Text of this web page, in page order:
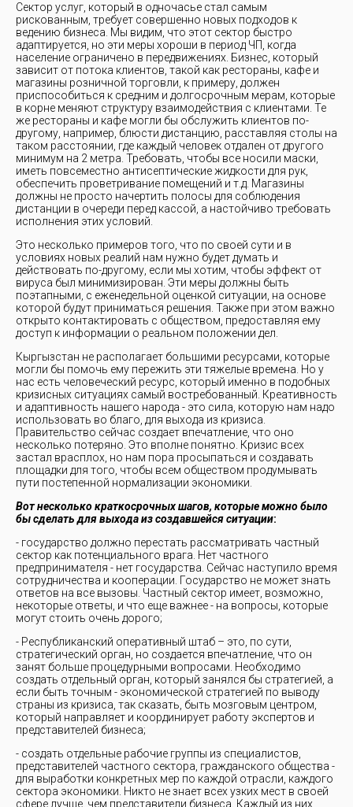
Сектор услуг, который в одночасье стал самым
рискованным, требует совершенно новых подходов к
ведению бизнеса. Мы видим, что этот сектор быстро
адаптируется, но эти меры хороши в период ЧП, когда
население ограничено в передвижениях. Бизнес, который
зависит от потока клиентов, такой как рестораны, кафе и
магазины розничной торговли, к примеру, должен
приспособиться к средним и долгосрочным мерам, которые
в корне меняют структуру взаимодействия с клиентами. Те
же рестораны и кафе могли бы обслужить клиентов по-
другому, например, блюсти дистанцию, расставляя столы на
таком расстоянии, где каждый человек отдален от другого
минимум на 2 метра. Требовать, чтобы все носили маски,
иметь повсеместно антисептические жидкости для рук,
обеспечить проветривание помещений и т.д. Магазины
должны не просто начертить полосы для соблюдения
дистанции в очереди перед кассой, а настойчиво требовать
исполнения этих условий.
Это несколько примеров того, что по своей сути и в
условиях новых реалий нам нужно будет думать и
действовать по-другому, если мы хотим, чтобы эффект от
вируса был минимизирован. Эти меры должны быть
поэтапными, с еженедельной оценкой ситуации, на основе
которой будут приниматься решения. Также при этом важно
открыто контактировать с обществом, предоставляя ему
доступ к информации о реальном положении дел.
Кыргызстан не располагает большими ресурсами, которые
могли бы помочь ему пережить эти тяжелые времена. Но у
нас есть человеческий ресурс, который именно в подобных
кризисных ситуациях самый востребованный. Креативность
и адаптивность нашего народа - это сила, которую нам надо
использовать во благо, для выхода из кризиса.
Правительство сейчас создает впечатление, что оно
несколько потеряно. Это вполне понятно. Кризис всех
застал врасплох, но нам пора просыпаться и создавать
площадки для того, чтобы всем обществом продумывать
пути постепенной нормализации экономики.
Вот несколько краткосрочных шагов, которые можно было
бы сделать для выхода из создавшейся ситуации:
- государство должно перестать рассматривать частный
сектор как потенциального врага. Нет частного
предпринимателя - нет государства. Сейчас наступило время
сотрудничества и кооперации. Государство не может знать
ответов на все вызовы. Частный сектор имеет, возможно,
некоторые ответы, и что еще важнее - на вопросы, которые
могут стоить очень дорого;
- Республиканский оперативный штаб – это, по сути,
стратегический орган, но создается впечатление, что он
занят больше процедурными вопросами. Необходимо
создать отдельный орган, который занялся бы стратегией, а
если быть точным - экономической стратегией по выводу
страны из кризиса, так сказать, быть мозговым центром,
который направляет и координирует работу экспертов и
представителей бизнеса;
- создать отдельные рабочие группы из специалистов,
представителей частного сектора, гражданского общества -
для выработки конкретных мер по каждой отрасли, каждого
сектора экономики. Никто не знает всех узких мест в своей
сфере лучше, чем представители бизнеса. Каждый из них